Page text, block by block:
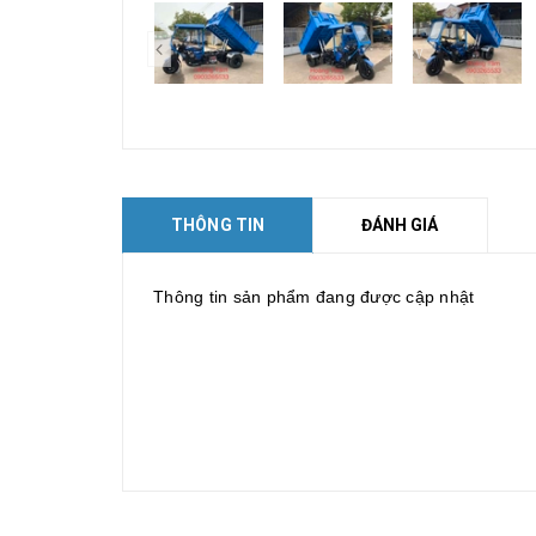
prev
THÔNG TIN ĐÁNH GIÁ
Thông tin sản phẩm đang được cập nhật